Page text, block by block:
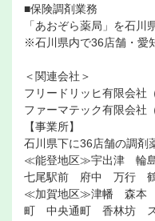
■保険調剤業務
「あおぞら薬局」を石川
※石川県内で36店舗・愛
＜関連会社＞
フリードリッヒ有限会社
ファーマテック有限会社
【事業所】
石川県下に36店舗の調剤
≪能登地区≫宇出津
七尾駅前 府中 万行
≪加賀地区≫津幡 森
町 中央通町 香林坊